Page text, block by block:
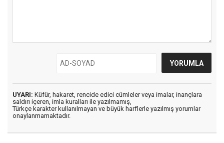
UYARI: Küfür, hakaret, rencide edici cümleler veya imalar, inançlara
saldırı içeren, imla kuralları ile yazılmamış,
Türkçe karakter kullanılmayan ve büyük harflerle yazılmış yorumlar
onaylanmamaktadır.